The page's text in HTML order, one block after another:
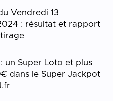
Vendredi 13
: résultat et rapport
un Super Loto et plus
dans le Super Jackpot